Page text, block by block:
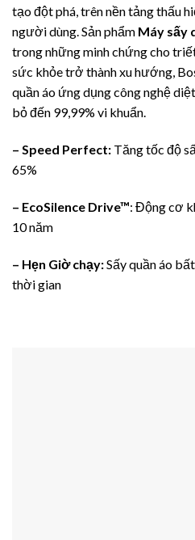
tạo đột phá, trên nền tảng thấu
người dùng. Sản phẩm Máy sấy
trong những minh chứng cho
sức khỏe trở thành xu hướng,
quần áo ứng dụng công nghệ
bỏ đến 99,99% vi khuẩn.
– Speed Perfect: Tăng tốc độ
65%
– EcoSilence Drive™: Động cơ
10 năm
– Hẹn Giờ chạy:Sấy quần áo
thời gian